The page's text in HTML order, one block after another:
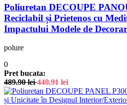
Poliuretan DECOUPE
Reciclabil și Prietenos cu
Impactului Modele de
polure
0
Pret bucata:
489.90lei 440.91 lei